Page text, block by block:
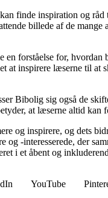
finde inspiration og
billede af de
forståelse for,
at inspirere læserne til
Bibolig sig også de
at læserne altid
og inspirere, og dets
og -interesserede, der
i et åbent og
YouTube